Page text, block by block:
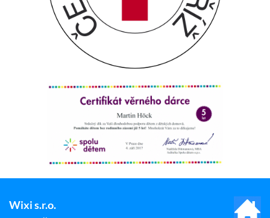
Wixi s.r.o.